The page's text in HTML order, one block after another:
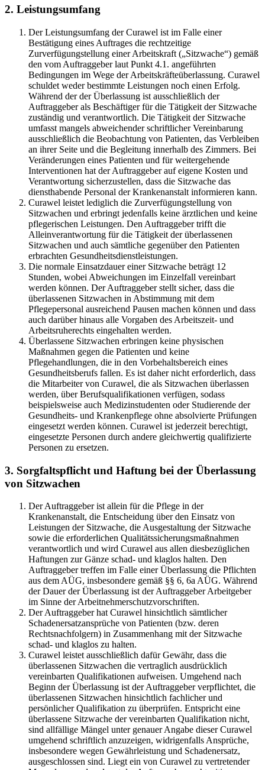
2. Leistungsumfang
Der Leistungsumfang der Curawel ist im Falle einer
Bestätigung eines Auftrages die rechtzeitige
Zurverfügungstellung einer Arbeitskraft („Sitzwache“) gemäß
den vom Auftraggeber laut Punkt 4.1. angeführten
Bedingungen im Wege der Arbeitskräfteüberlassung. Curawel
schuldet weder bestimmte Leistungen noch einen Erfolg.
Während der der Überlassung ist ausschließlich der
Auftraggeber als Beschäftiger für die Tätigkeit der Sitzwache
zuständig und verantwortlich. Die Tätigkeit der Sitzwache
umfasst mangels abweichender schriftlicher Vereinbarung
ausschließlich die Beobachtung von Patienten, das Verbleiben
an ihrer Seite und die Begleitung innerhalb des Zimmers. Bei
Veränderungen eines Patienten und für weitergehende
Interventionen hat der Auftraggeber auf eigene Kosten und
Verantwortung sicherzustellen, dass die Sitzwache das
diensthabende Personal der Krankenanstalt informieren kann.
Curawel leistet lediglich die Zurverfügungstellung von
Sitzwachen und erbringt jedenfalls keine ärztlichen und keine
pflegerischen Leistungen. Den Auftraggeber trifft die
Alleinverantwortung für die Tätigkeit der überlassenen
Sitzwachen und auch sämtliche gegenüber den Patienten
erbrachten Gesundheitsdienstleistungen.
Die normale Einsatzdauer einer Sitzwache beträgt 12
Stunden, wobei Abweichungen im Einzelfall vereinbart
werden können. Der Auftraggeber stellt sicher, dass die
überlassenen Sitzwachen in Abstimmung mit dem
Pflegepersonal ausreichend Pausen machen können und dass
auch darüber hinaus alle Vorgaben des Arbeitszeit- und
Arbeitsruherechts eingehalten werden.
Überlassene Sitzwachen erbringen keine physischen
Maßnahmen gegen die Patienten und keine
Pflegehandlungen, die in den Vorbehaltsbereich eines
Gesundheitsberufs fallen. Es ist daher nicht erforderlich, dass
die Mitarbeiter von Curawel, die als Sitzwachen überlassen
werden, über Berufsqualifikationen verfügen, sodass
beispielsweise auch Medizinstudenten oder Studierende der
Gesundheits- und Krankenpflege ohne absolvierte Prüfungen
eingesetzt werden können. Curawel ist jederzeit berechtigt,
eingesetzte Personen durch andere gleichwertig qualifizierte
Personen zu ersetzen.
3. Sorgfaltspflicht und Haftung bei der Überlassung
von Sitzwachen
Der Auftraggeber ist allein für die Pflege in der
Krankenanstalt, die Entscheidung über den Einsatz von
Leistungen der Sitzwache, die Ausgestaltung der Sitzwache
sowie die erforderlichen Qualitätssicherungsmaßnahmen
verantwortlich und wird Curawel aus allen diesbezüglichen
Haftungen zur Gänze schad- und klaglos halten. Den
Auftraggeber treffen im Falle einer Überlassung die Pflichten
aus dem AÜG, insbesondere gemäß §§ 6, 6a AÜG. Während
der Dauer der Überlassung ist der Auftraggeber Arbeitgeber
im Sinne der Arbeitnehmerschutzvorschriften.
Der Auftraggeber hat Curawel hinsichtlich sämtlicher
Schadenersatzansprüche von Patienten (bzw. deren
Rechtsnachfolgern) in Zusammenhang mit der Sitzwache
schad- und klaglos zu halten.
Curawel leistet ausschließlich dafür Gewähr, dass die
überlassenen Sitzwachen die vertraglich ausdrücklich
vereinbarten Qualifikationen aufweisen. Umgehend nach
Beginn der Überlassung ist der Auftraggeber verpflichtet, die
überlassenen Sitzwachen hinsichtlich fachlicher und
persönlicher Qualifikation zu überprüfen. Entspricht eine
überlassene Sitzwache der vereinbarten Qualifikation nicht,
sind allfällige Mängel unter genauer Angabe dieser Curawel
umgehend schriftlich anzuzeigen, widrigenfalls Ansprüche,
insbesondere wegen Gewährleistung und Schadenersatz,
ausgeschlossen sind. Liegt ein von Curawel zu vertretender